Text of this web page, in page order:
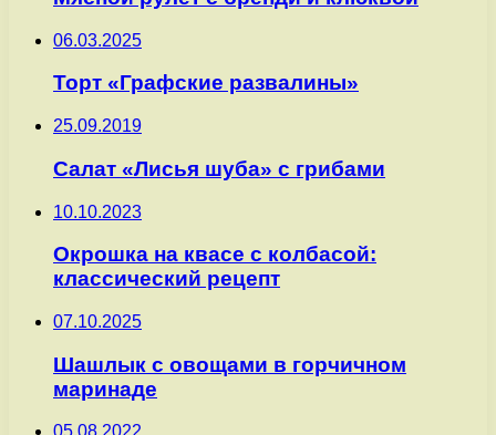
06.03.2025
Торт «Графские развалины»
25.09.2019
Салат «Лисья шуба» с грибами
10.10.2023
Окрошка на квасе с колбасой:
классический рецепт
07.10.2025
Шашлык с овощами в горчичном
маринаде